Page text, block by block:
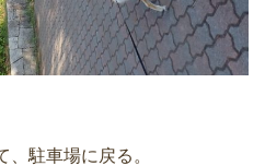
、駐車場に戻る。